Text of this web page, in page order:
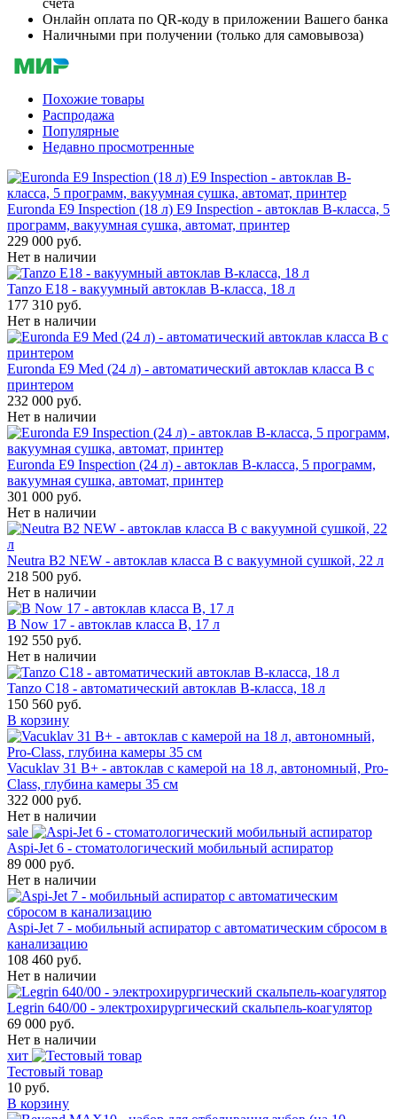
счета
Онлайн оплата по QR-коду в приложении Вашего банка
Наличными при получении (только для самовывоза)
Похожие товары
Распродажа
Популярные
Недавно просмотренные
Euronda E9 Inspection (18 л) E9 Inspection - автоклав B-класса, 5
программ, вакуумная сушка, автомат, принтер
229 000 руб.
Нет в наличии
Tanzo E18 - вакуумный автоклав B-класса, 18 л
177 310 руб.
Нет в наличии
Euronda E9 Med (24 л) - автоматический автоклав класса B с
принтером
232 000 руб.
Нет в наличии
Euronda E9 Inspection (24 л) - автоклав B-класса, 5 программ,
вакуумная сушка, автомат, принтер
301 000 руб.
Нет в наличии
Neutra B2 NEW - автоклав класса B с вакуумной сушкой, 22 л
218 500 руб.
Нет в наличии
B Now 17 - автоклав класса B, 17 л
192 550 руб.
Нет в наличии
Tanzo C18 - автоматический автоклав B-класса, 18 л
150 560 руб.
В корзину
Vacuklav 31 B+ - автоклав с камерой на 18 л, автономный, Pro-
Class, глубина камеры 35 см
322 000 руб.
Нет в наличии
sale
Aspi-Jet 6 - стоматологический мобильный аспиратор
89 000 руб.
Нет в наличии
Aspi-Jet 7 - мобильный аспиратор с автоматическим сбросом в
канализацию
108 460 руб.
Нет в наличии
Legrin 640/00 - электрохирургический скальпель-коагулятор
69 000 руб.
Нет в наличии
хит
Тестовый товар
10 руб.
В корзину